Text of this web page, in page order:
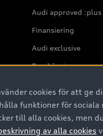
cookies för att
funktioner för
till alla cookies, men
av alla cookies
Audi approved
Finansiering
Audi exclusive
Provkörning
Om Audi